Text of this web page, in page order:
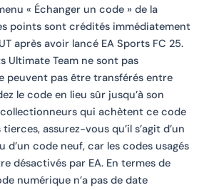
« Échanger un code » de la
points sont crédités immédiatement
après avoir lancé EA Sports FC 25.
Ultimate Team ne sont pas
peuvent pas être transférés entre
le code en lieu sûr jusqu’à son
qui achètent ce code
assurez-vous qu’il s’agit d’un
d’un code neuf, car les codes usagés
désactivés par EA. En termes de
numérique n’a pas de date